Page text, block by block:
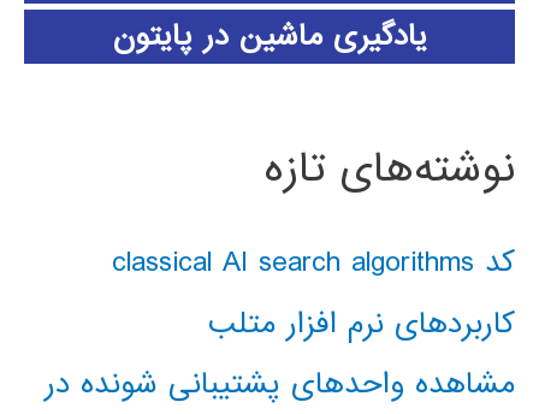
یادگیری ماشین در پایتون
نوشته‌های تازه
کد classical AI search algorithms
کاربردهای نرم افزار متلب
مشاهده واحدهای پشتیبانی شونده در